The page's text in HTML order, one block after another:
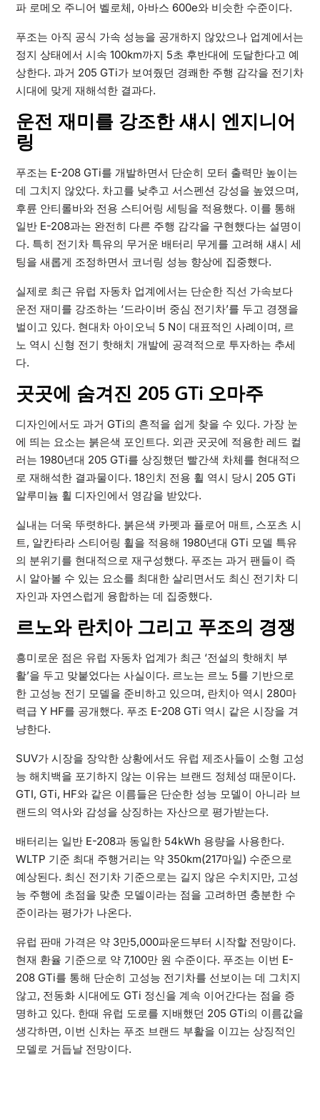
파 로메오 주니어 벨로체, 아바스 600e와 비슷한 수준이다.
푸조는 아직 공식 가속 성능을 공개하지 않았으나 업계에서는
정지 상태에서 시속 100km까지 5초 후반대에 도달한다고 예
상한다. 과거 205 GTi가 보여줬던 경쾌한 주행 감각을 전기차
시대에 맞게 재해석한 결과다.
운전 재미를 강조한 섀시 엔지니어
링
푸조는 E-208 GTi를 개발하면서 단순히 모터 출력만 높이는
데 그치지 않았다. 차고를 낮추고 서스펜션 강성을 높였으며,
후륜 안티롤바와 전용 스티어링 세팅을 적용했다. 이를 통해
일반 E-208과는 완전히 다른 주행 감각을 구현했다는 설명이
다. 특히 전기차 특유의 무거운 배터리 무게를 고려해 섀시 세
팅을 새롭게 조정하면서 코너링 성능 향상에 집중했다.
실제로 최근 유럽 자동차 업계에서는 단순한 직선 가속보다
운전 재미를 강조하는 ‘드라이버 중심 전기차’를 두고 경쟁을
벌이고 있다. 현대차 아이오닉 5 N이 대표적인 사례이며, 르
노 역시 신형 전기 핫해치 개발에 공격적으로 투자하는 추세
다.
곳곳에 숨겨진 205 GTi 오마주
디자인에서도 과거 GTi의 흔적을 쉽게 찾을 수 있다. 가장 눈
에 띄는 요소는 붉은색 포인트다. 외관 곳곳에 적용한 레드 컬
러는 1980년대 205 GTi를 상징했던 빨간색 차체를 현대적으
로 재해석한 결과물이다. 18인치 전용 휠 역시 당시 205 GTi
알루미늄 휠 디자인에서 영감을 받았다.
실내는 더욱 뚜렷하다. 붉은색 카펫과 플로어 매트, 스포츠 시
트, 알칸타라 스티어링 휠을 적용해 1980년대 GTi 모델 특유
의 분위기를 현대적으로 재구성했다. 푸조는 과거 팬들이 즉
시 알아볼 수 있는 요소를 최대한 살리면서도 최신 전기차 디
자인과 자연스럽게 융합하는 데 집중했다.
르노와 란치아 그리고 푸조의 경쟁
흥미로운 점은 유럽 자동차 업계가 최근 ‘전설의 핫해치 부
활’을 두고 맞붙었다는 사실이다. 르노는 르노 5를 기반으로
한 고성능 전기 모델을 준비하고 있으며, 란치아 역시 280마
력급 Y HF를 공개했다. 푸조 E-208 GTi 역시 같은 시장을 겨
냥한다.
SUV가 시장을 장악한 상황에서도 유럽 제조사들이 소형 고성
능 해치백을 포기하지 않는 이유는 브랜드 정체성 때문이다.
GTI, GTi, HF와 같은 이름들은 단순한 성능 모델이 아니라 브
랜드의 역사와 감성을 상징하는 자산으로 평가받는다.
배터리는 일반 E-208과 동일한 54kWh 용량을 사용한다.
WLTP 기준 최대 주행거리는 약 350km(217마일) 수준으로
예상된다. 최신 전기차 기준으로는 길지 않은 수치지만, 고성
능 주행에 초점을 맞춘 모델이라는 점을 고려하면 충분한 수
준이라는 평가가 나온다.
유럽 판매 가격은 약 3만5,000파운드부터 시작할 전망이다.
현재 환율 기준으로 약 7,100만 원 수준이다. 푸조는 이번 E-
208 GTi를 통해 단순히 고성능 전기차를 선보이는 데 그치지
않고, 전동화 시대에도 GTi 정신을 계속 이어간다는 점을 증
명하고 있다. 한때 유럽 도로를 지배했던 205 GTi의 이름값을
생각하면, 이번 신차는 푸조 브랜드 부활을 이끄는 상징적인
모델로 거듭날 전망이다.